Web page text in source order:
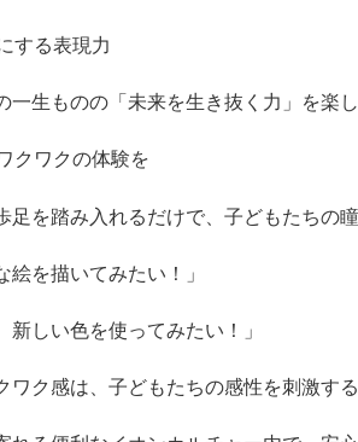
する表現力
一生ものの「未来を生き抜く力」を楽
クワクの体験を
足を踏み入れるだけで、子どもたちの
絵を描いてみたい！」
新しい色を使ってみたい！」
ワク感は、子どもたちの感性を刺激す